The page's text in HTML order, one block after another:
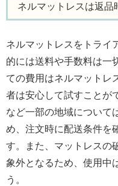
ネルマットレスは返品
ネルマットレスをトライ
的には送料や手数料は一
ての費用はネルマットレ
者は安心して試すことが
など一部の地域について
め、注文時に配送条件を
す。また、マットレスの
象外となるため、使用中
う。